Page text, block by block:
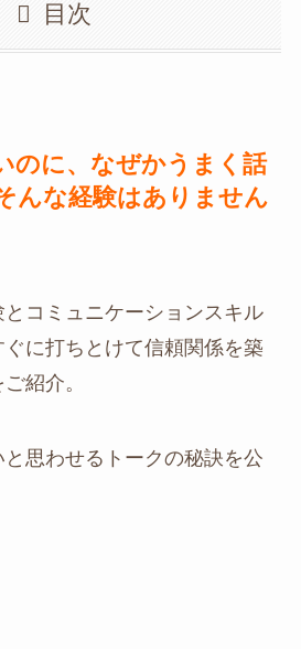
目次
のに、なぜかうまく話
んな経験はありません
コミュニケーションスキル
に打ちとけて信頼関係を築
紹介。
思わせるトークの秘訣を公